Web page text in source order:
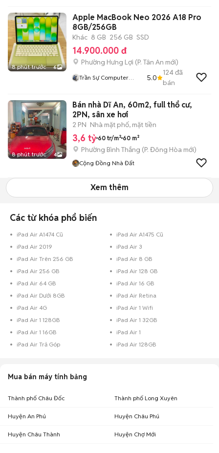
8 phút trước 6
Apple MacBook Neo 2026 A18 Pro
8GB/256GB
Khác 8 GB 256 GB SSD
14.900.000 đ
Phường Hưng Lợi (P. Tân An mới)
Trần Sự Computer
5.0
124đã
bán
8 phút trước 4
Bán nhà Dĩ An, 60m2, full thổ cư,
2PN, sân xe hơi
2 PN Nhà mặt phố, mặt tiền
3,6 tỷ 60 tr/m² 60 m²
Phường Bình Thắng (P. Đông Hòa mới)
Cộng Đồng Nhà Đất
Xem thêm
Các từ khóa phổ biến
iPad Air A1474 Cũ
iPad Air A1475 Cũ
iPad Air 2019
iPad Air 3
iPad Air Trên 256 GB
iPad Air 8 GB
iPad Air 256 GB
iPad Air 128 GB
iPad Air 64 GB
iPad Air 16 GB
iPad Air Dưới 8GB
iPad Air Retina
iPad Air 4G
iPad Air 1 Wifi
iPad Air 1 128GB
iPad Air 1 32GB
iPad Air 1 16GB
iPad Air 1
iPad Air Trả Góp
iPad Air 128GB
Mua bán máy tính bảng
Thành phố Châu Đốc Thành phố Long Xuyên
Huyện An Phú Huyện Châu Phú
Huyện Châu Thành Huyện Chợ Mới